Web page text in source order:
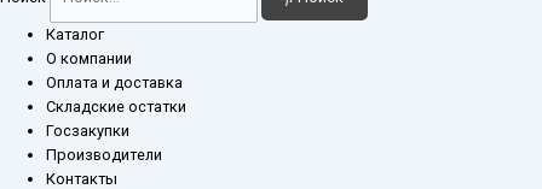
Каталог
О компании
Оплата и доставка
Складские остатки
Госзакупки
Производители
Контакты